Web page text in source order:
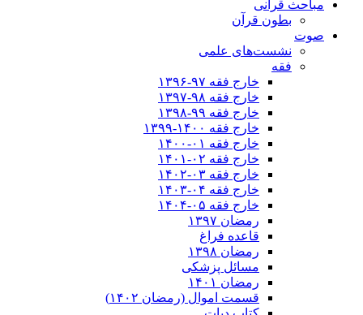
مباحث قرآنی
بطون قرآن
صوت
نشست‌های علمی
فقه
خارج فقه ۹۷-۱۳۹۶
خارج فقه ۹۸-۱۳۹۷
خارج فقه ۹۹-۱۳۹۸
خارج فقه ۱۴۰۰-۱۳۹۹
خارج فقه ۰۱-۱۴۰۰
خارج فقه ۰۲-۱۴۰۱
خارج فقه ۰۳-۱۴۰۲
خارج فقه ۰۴-۱۴۰۳
خارج فقه ۰۵-۱۴۰۴
رمضان ۱۳۹۷
قاعده فراغ
رمضان ۱۳۹۸
مسائل پزشکی
رمضان ۱۴۰۱
قسمت اموال (رمضان ۱۴۰۲)